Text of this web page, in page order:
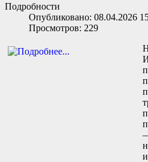
Подробности
Опубликовано: 08.04.2026
Просмотров: 229